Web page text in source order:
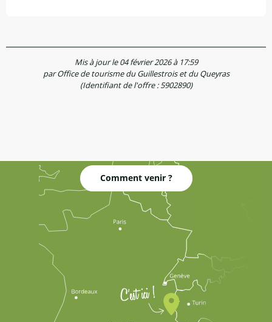
Mis à jour le 04 février 2026 à 17:59
par Office de tourisme du Guillestrois et du Queyras
(Identifiant de l'offre :5902890)
Comment venir ?